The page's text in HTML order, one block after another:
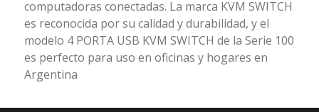
computadoras conectadas. La marca KVM SWITCH
es reconocida por su calidad y durabilidad, y el
modelo 4 PORTA USB KVM SWITCH de la Serie 100
es perfecto para uso en oficinas y hogares en
Argentina